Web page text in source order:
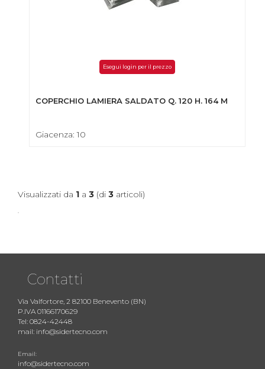
Esegui login per il prezzo
COPERCHIO LAMIERA SALDATO Q. 120 H. 164 M
Giacenza: 10
Visualizzati da 1 a 3 (di 3 articoli)
Contatti
Via Valfortore, 2 82100 Benevento (BN)
P.IVA 01166170629
Tel: 0824-42448
mail: info@sidertecno.com
Email:
info@sidertecno.com